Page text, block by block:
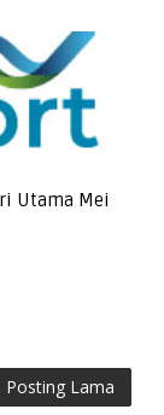
Utama Mei
Posting Lama